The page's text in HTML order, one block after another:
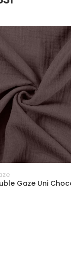
Gaze Uni